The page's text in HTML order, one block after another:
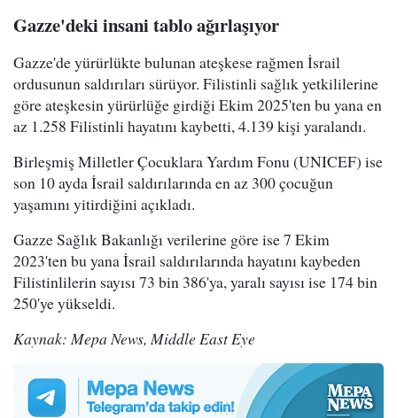
Gazze'deki insani tablo ağırlaşıyor
Gazze'de yürürlükte bulunan ateşkese rağmen İsrail
ordusunun saldırıları sürüyor. Filistinli sağlık yetkililerine
göre ateşkesin yürürlüğe girdiği Ekim 2025'ten bu yana en
az 1.258 Filistinli hayatını kaybetti, 4.139 kişi yaralandı.
Birleşmiş Milletler Çocuklara Yardım Fonu (UNICEF) ise
son 10 ayda İsrail saldırılarında en az 300 çocuğun
yaşamını yitirdiğini açıkladı.
Gazze Sağlık Bakanlığı verilerine göre ise 7 Ekim
2023'ten bu yana İsrail saldırılarında hayatını kaybeden
Filistinlilerin sayısı 73 bin 386'ya, yaralı sayısı ise 174 bin
250'ye yükseldi.
Kaynak: Mepa News, Middle East Eye